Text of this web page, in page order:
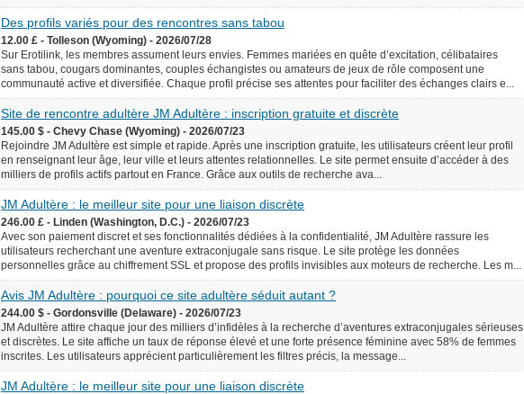
Des profils variés pour des rencontres sans tabou
12.00 £ - Tolleson (Wyoming) - 2026/07/28
Sur Erotilink, les membres assument leurs envies. Femmes mariées en quête d’excitation, célibataires
sans tabou, cougars dominantes, couples échangistes ou amateurs de jeux de rôle composent une
communauté active et diversifiée. Chaque profil précise ses attentes pour faciliter des échanges clairs e...
Site de rencontre adultère JM Adultère : inscription gratuite et discrète
145.00 $ - Chevy Chase (Wyoming) - 2026/07/23
Rejoindre JM Adultère est simple et rapide. Après une inscription gratuite, les utilisateurs créent leur profil
en renseignant leur âge, leur ville et leurs attentes relationnelles. Le site permet ensuite d’accéder à des
milliers de profils actifs partout en France. Grâce aux outils de recherche ava...
JM Adultère : le meilleur site pour une liaison discrète
246.00 £ - Linden (Washington, D.C.) - 2026/07/23
Avec son paiement discret et ses fonctionnalités dédiées à la confidentialité, JM Adultère rassure les
utilisateurs recherchant une aventure extraconjugale sans risque. Le site protège les données
personnelles grâce au chiffrement SSL et propose des profils invisibles aux moteurs de recherche. Les m...
Avis JM Adultère : pourquoi ce site adultère séduit autant ?
244.00 $ - Gordonsville (Delaware) - 2026/07/23
JM Adultère attire chaque jour des milliers d’infidèles à la recherche d’aventures extraconjugales sérieuses
et discrètes. Le site affiche un taux de réponse élevé et une forte présence féminine avec 58% de femmes
inscrites. Les utilisateurs apprécient particulièrement les filtres précis, la message...
JM Adultère : le meilleur site pour une liaison discrète